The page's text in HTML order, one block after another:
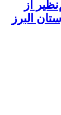
از
البرز